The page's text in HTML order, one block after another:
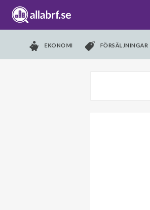
EKONOMI FÖRSÄLJNINGAR